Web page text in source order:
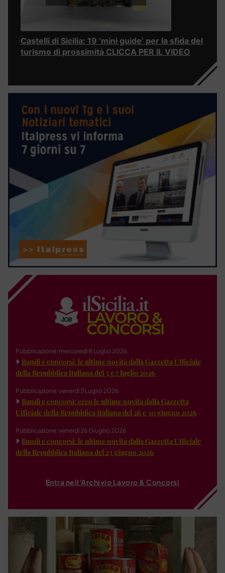
Castelli di Sicilia: 19 ‘mini guide’ per la sfida del
turismo di prossimità CLICCA PER IL VIDEO
Pubblicazione: mercoledì 8 Luglio 2026
Bandi e concorsi: le ultime novità dalla Gazzetta Ufficiale
della Repubblica Italiana del 3 e 7 luglio 2026
Pubblicazione: venerdì 3 Luglio 2026
Bandi e concorsi: ecco le ultime novità dalla Gazzetta
Ufficiale della Repubblica Italiana del 26 e 30 giugno 2026
Pubblicazione: venerdì 26 Giugno 2026
Bandi e concorsi: le ultime novità dalla Gazzetta Ufficiale
della Repubblica Italiana del 23 giugno 2026
Entra nell'Archivio Lavoro & Concorsi